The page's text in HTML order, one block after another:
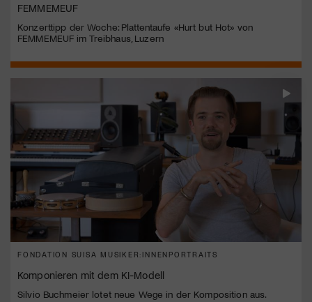
FEMMEMEUF
Konzerttipp der Woche: Plattentaufe «Hurt but Hot» von
FEMMEMEUF im Treibhaus, Luzern
FONDATION SUISA MUSIKER:INNENPORTRAITS
Komponieren mit dem KI-Modell
Silvio Buchmeier lotet neue Wege in der Komposition aus.